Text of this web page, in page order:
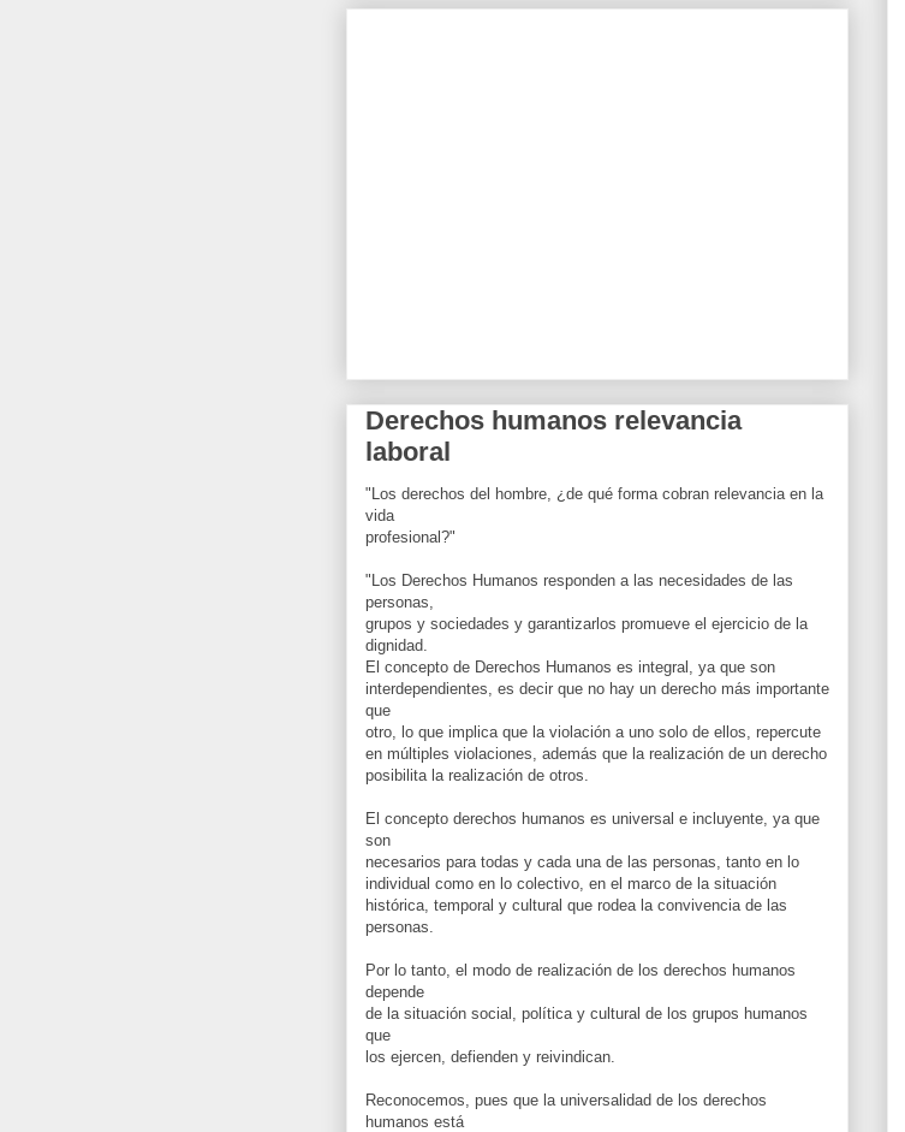
Derechos humanos relevancia
laboral
"Los derechos del hombre, ¿de qué forma cobran relevancia en la
vida
profesional?"
"Los Derechos Humanos responden a las necesidades de las
personas,
grupos y sociedades y garantizarlos promueve el ejercicio de la
dignidad.
El concepto de Derechos Humanos es integral, ya que son
interdependientes, es decir que no hay un derecho más importante
que
otro, lo que implica que la violación a uno solo de ellos, repercute
en múltiples violaciones, además que la realización de un derecho
posibilita la realización de otros.
El concepto derechos humanos es universal e incluyente, ya que
son
necesarios para todas y cada una de las personas, tanto en lo
individual como en lo colectivo, en el marco de la situación
histórica, temporal y cultural que rodea la convivencia de las
personas.
Por lo tanto, el modo de realización de los derechos humanos
depende
de la situación social, política y cultural de los grupos humanos
que
los ejercen, defienden y reivindican.
Reconocemos, pues que la universalidad de los derechos
humanos está